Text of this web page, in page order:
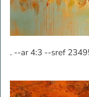
. --ar 4:3 --sref